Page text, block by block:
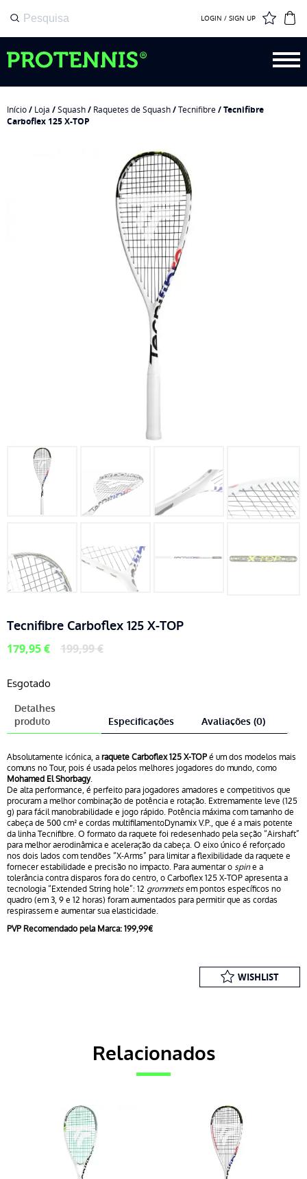
LOGIN / SIGN UP
Início/ Loja /Squash/ Raquetes de Squash/Tecnifibre/ Tecnifibre
Carboflex 125 X-TOP
Tecnifibre Carboflex 125 X-TOP
199,99€O
179,95€
O
Esgotado
Detalhes
produto
Especificações Avaliações (0)
Absolutamente icónica, araquete Carboflex 125 X-TOPé um dos modelos mais
comuns no Tour, pois é usada pelos melhores jogadores do mundo, como
Mohamed El Shorbagy.
De alta performance, é perfeito para jogadores amadores e competitivos que
procuram a melhor combinação de potência e rotação. Extremamente leve (125
g) para fácil manobrabilidade e jogo rápido. Potência máxima com tamanho de
cabeça de 500 cm² e cordas multifilamentoDynamix V.P., que é a mais potente
da linha Tecnifibre. O formato da raquete foi redesenhado pela seção “Airshaft”
para melhor aerodinâmica e aceleração da cabeça. O eixo único é reforçado
nos dois lados com tendões “X-Arms” para limitar a flexibilidade da raquete e
fornecer estabilidade e precisão no impacto. Para aumentar ospine a
tolerância contra disparos fora do centro, o Carboflex 125 X-TOP apresenta a
tecnologia “Extended String hole”: 12 grommetsem pontos específicos no
quadro (em 3, 9 e 12 horas) foram aumentados para permitir que as cordas
respirassem e aumentar sua elasticidade.
PVP Recomendado pela Marca: 199,99€
WISHLIST
Relacionados